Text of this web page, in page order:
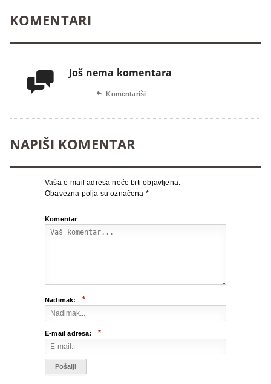
KOMENTARI
 Još nema komentara
 Komentariši
NAPIŠI KOMENTAR
Vaša e-mail adresa neće biti objavljena.
Obavezna polja su označena *
Komentar
Nadimak: *
E-mail adresa: *